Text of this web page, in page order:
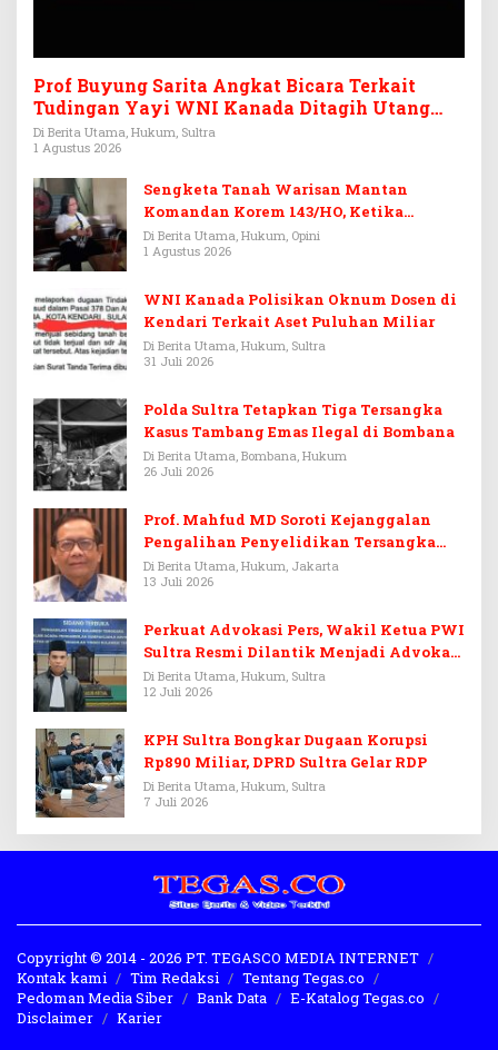
Prof Buyung Sarita Angkat Bicara Terkait
Tudingan Yayi WNI Kanada Ditagih Utang
Rp3,6 Miliar
Di Berita Utama, Hukum, Sultra
1 Agustus 2026
Sengketa Tanah Warisan Mantan
Komandan Korem 143/HO, Ketika
Warisan Menjadi Arena Pemerasan
Di Berita Utama, Hukum, Opini
1 Agustus 2026
WNI Kanada Polisikan Oknum Dosen di
Kendari Terkait Aset Puluhan Miliar
Di Berita Utama, Hukum, Sultra
31 Juli 2026
Polda Sultra Tetapkan Tiga Tersangka
Kasus Tambang Emas Ilegal di Bombana
Di Berita Utama, Bombana, Hukum
26 Juli 2026
Prof. Mahfud MD Soroti Kejanggalan
Pengalihan Penyelidikan Tersangka
Febrie Adriansyah
Di Berita Utama, Hukum, Jakarta
13 Juli 2026
Perkuat Advokasi Pers, Wakil Ketua PWI
Sultra Resmi Dilantik Menjadi Advokat
PERADI
Di Berita Utama, Hukum, Sultra
12 Juli 2026
KPH Sultra Bongkar Dugaan Korupsi
Rp890 Miliar, DPRD Sultra Gelar RDP
Di Berita Utama, Hukum, Sultra
7 Juli 2026
Copyright © 2014 - 2026 PT. TEGASCO MEDIA INTERNET
Kontak kami
Tim Redaksi
Tentang Tegas.co
Pedoman Media Siber
Bank Data
E-Katalog Tegas.co
Disclaimer
Karier